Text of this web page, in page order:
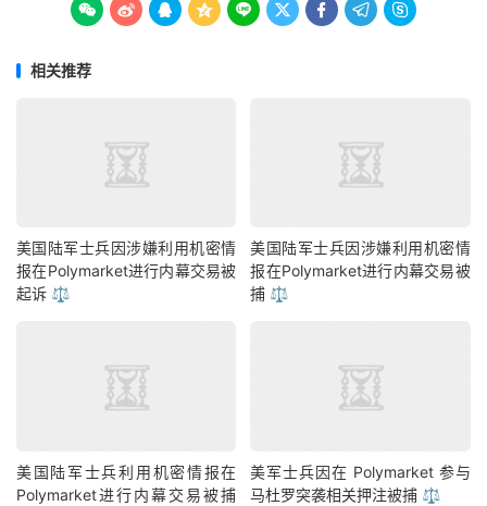
        
相关推荐
美国陆军士兵因涉嫌利用机密情
报在Polymarket进行内幕交易被
起诉 ⚖️
美国陆军士兵因涉嫌利用机密情
报在Polymarket进行内幕交易被
捕 ⚖️
美国陆军士兵利用机密情报在
Polymarket进行内幕交易被捕
美军士兵因在 Polymarket 参与
马杜罗突袭相关押注被捕 ⚖️